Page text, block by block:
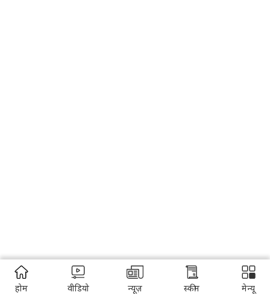
होम वीडियो न्यूज़ स्कीम मेन्यू